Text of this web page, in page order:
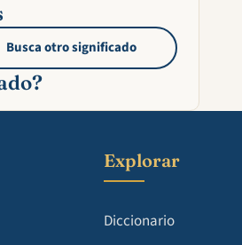
Busca otro significado
Explorar
Diccionario